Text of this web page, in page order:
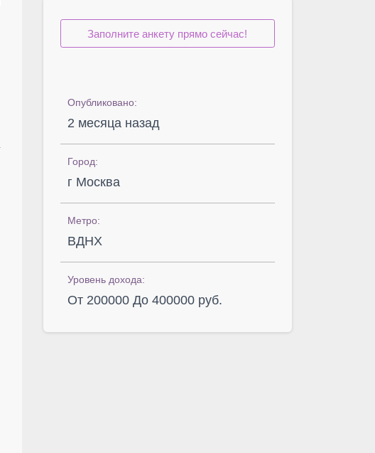
Заполните анкету прямо сейчас!
Опубликовано:
2 месяца назад
Город:
г Москва
Метро:
ВДНХ
Уровень дохода:
От 200000 До 400000 руб.